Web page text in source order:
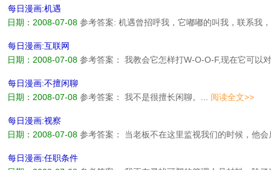
their daily special? butcher: 屠夫 constantly: 不断地 harass: 骚扰 r...
每日漫画:机遇
日期：2008-07-08 参考答案: 机遇曾招呼我，它嘟嘟的叫我，联系我
每日漫画:互联网
日期：2008-07-08 参考答案： 我教会它怎样打W-O-O-F,现在它可以
每日漫画:不擅闲聊
日期：2008-07-08 参考答案： 我不是很擅长闲聊。... 阅读全文>>
每日漫画:视察
日期：2008-07-08 参考答案： 当老板不在这里监视我们的时候，他
每日漫画:任职条件